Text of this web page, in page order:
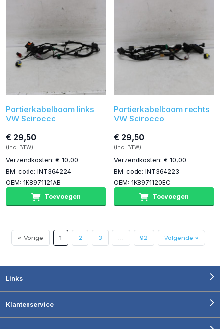
Portierkabelboom links
VW Scirocco
€ 29,50
(inc. BTW)
Verzendkosten: € 10,00
BM-code: INT364224
OEM: 1K8971121AB
Toevoegen
Portierkabelboom rechts
VW Scirocco
€ 29,50
(inc. BTW)
Verzendkosten: € 10,00
BM-code: INT364223
OEM: 1K8971120BC
Toevoegen
« Vorige 1 2 3 … 92 Volgende »
Links
Klantenservice